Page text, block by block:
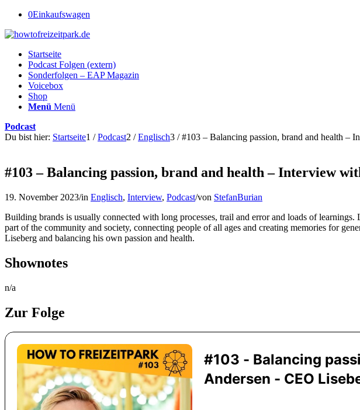
0Einkaufswagen
Startseite
Podcast Folgen (extern)
Sonderfolgen – EAP Magazin
Voicebox
Shop
Menü Menü
Podcast
Du bist hier: Startseite1 / Podcast2 / Englisch3 / #103 – Balancing passion, brand and health –
#103 – Balancing passion, brand and health – Interview
19. November 2023/in Englisch, Interview, Podcast/von StefanBurian
Building brands is usually connected with long processes, trail and error and loads of
part of the community and society, connecting people of all ages and creating memories for
Liseberg and balancing his own passion and health.
Shownotes
n/a
Zur Folge